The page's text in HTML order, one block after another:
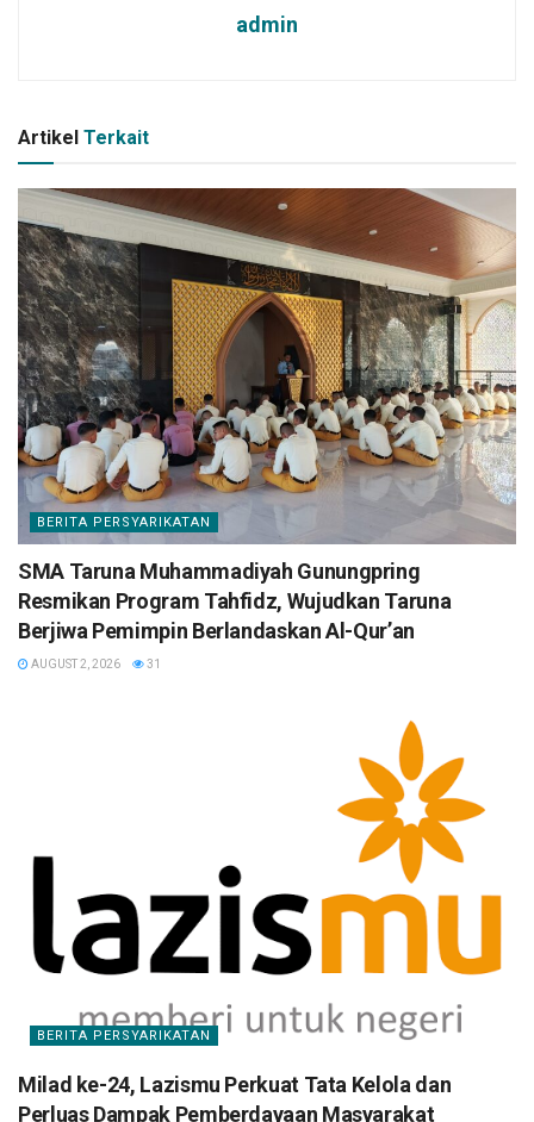
admin
Artikel Terkait
BERITA PERSYARIKATAN
SMA Taruna Muhammadiyah Gunungpring
Resmikan Program Tahfidz, Wujudkan Taruna
Berjiwa Pemimpin Berlandaskan Al-Qur’an
AUGUST 2, 2026 31
BERITA PERSYARIKATAN
Milad ke-24, Lazismu Perkuat Tata Kelola dan
Perluas Dampak Pemberdayaan Masyarakat